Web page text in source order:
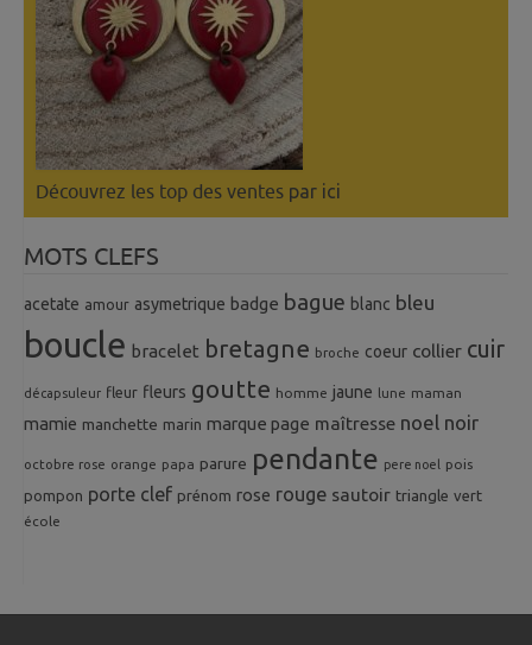
Découvrez les top des ventes par ici
MOTS CLEFS
acetate amour asymetrique badge bague blanc bleu
boucle bracelet bretagne broche coeur collier cuir
décapsuleur fleur fleurs goutte homme jaune lune maman
mamie manchette marin marque page maîtresse noel noir
octobre rose orange papa parure pendante pere noel pois
pompon porte clef prénom rose rouge sautoir triangle vert
école